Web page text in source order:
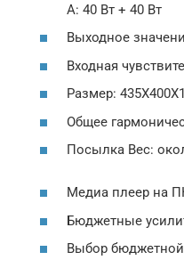
A: 40 Вт + 40 Вт
Выходное
Входная
Размер:
Общее
Посылка Вес:
Медиа плеер на
Бюджетные
Выбор бюджетной